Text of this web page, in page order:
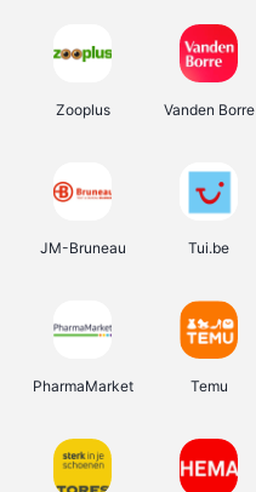
Zooplus Vanden Borre
JM-Bruneau Tui.be
PharmaMarket Temu